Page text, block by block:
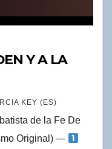
Y A LA
KEY (ES)
de la Fe De
Original) —